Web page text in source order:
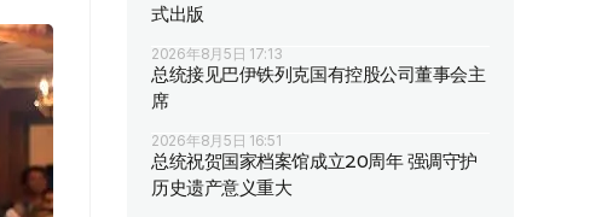
式出版
2026年8月5日 17:13
总统接见巴伊铁列克国有控股公司董事会主
席
2026年8月5日 16:51
总统祝贺国家档案馆成立20周年 强调守护
历史遗产意义重大